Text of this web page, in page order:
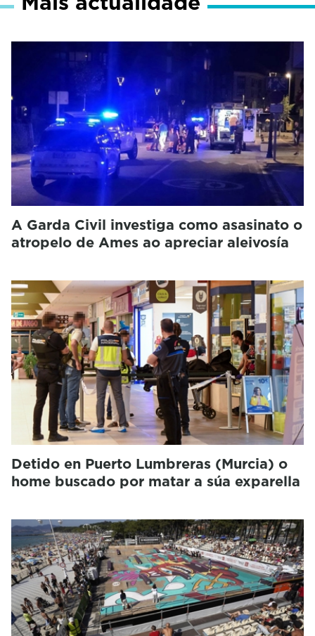
A Garda Civil investiga como asasinato o
atropelo de Ames ao apreciar aleivosía
Detido en Puerto Lumbreras (Murcia) o
home buscado por matar a súa exparella